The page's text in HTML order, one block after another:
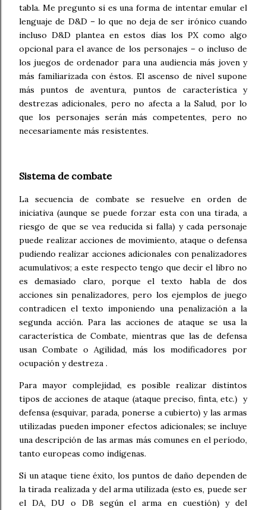
tabla. Me pregunto si es una forma de intentar emular el
lenguaje de D&D – lo que no deja de ser irónico cuando
incluso D&D plantea en estos días los PX como algo
opcional para el avance de los personajes – o incluso de
los juegos de ordenador para una audiencia más joven y
más familiarizada con éstos. El ascenso de nivel supone
más puntos de aventura, puntos de característica y
destrezas adicionales, pero no afecta a la Salud, por lo
que los personajes serán más competentes, pero no
necesariamente más resistentes.
Sistema de combate
La secuencia de combate se resuelve en orden de
iniciativa (aunque se puede forzar esta con una tirada, a
riesgo de que se vea reducida si falla) y cada personaje
puede realizar acciones de movimiento, ataque o defensa
pudiendo realizar acciones adicionales con penalizadores
acumulativos; a este respecto tengo que decir el libro no
es demasiado claro, porque el texto habla de dos
acciones sin penalizadores, pero los ejemplos de juego
contradicen el texto imponiendo una penalización a la
segunda acción. Para las acciones de ataque se usa la
característica de Combate, mientras que las de defensa
usan Combate o Agilidad, más los modificadores por
ocupación y destreza .
Para mayor complejidad, es posible realizar distintos
tipos de acciones de ataque (ataque preciso, finta, etc.) y
defensa (esquivar, parada, ponerse a cubierto) y las armas
utilizadas pueden imponer efectos adicionales; se incluye
una descripción de las armas más comunes en el período,
tanto europeas como indígenas.
Si un ataque tiene éxito, los puntos de daño dependen de
la tirada realizada y del arma utilizada (esto es, puede ser
el DA, DU o DB según el arma en cuestión) y del